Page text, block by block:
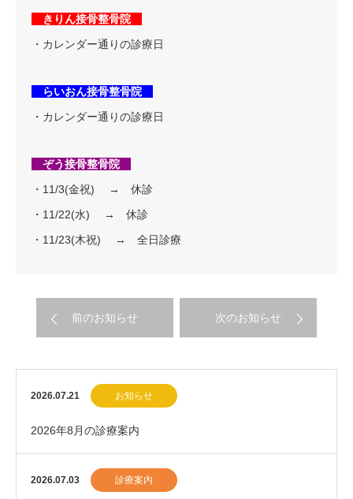
きりん接骨整骨院
・カレンダー通りの診療日
らいおん接骨整骨院
・カレンダー通りの診療日
ぞう接骨整骨院
・11/3(金祝) → 休診
・11/22(水) → 休診
・11/23(木祝) → 全日診療
前のお知らせ 次のお知らせ
2026.07.21 お知らせ
2026年8月の診療案内
2026.07.03 診療案内